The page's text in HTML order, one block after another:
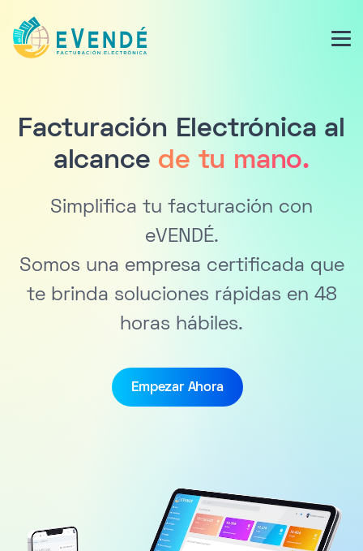
Facturación Electrónica al
alcance de tu mano.
Simplifica tu facturación con
eVENDÉ.
Somos una empresa certificada que
te brinda soluciones rápidas en 48
horas hábiles.
Empezar Ahora